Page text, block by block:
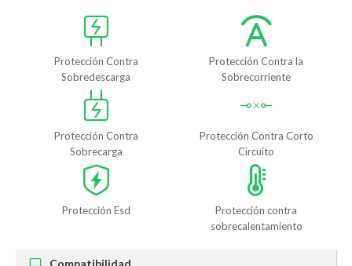
Protección Contra
Sobredescarga
Protección Contra la
Sobrecorriente
Protección Contra
Sobrecarga
Protección Contra Corto
Circuito
Protección Esd
Protección contra
sobrecalentamiento
Compatibilidad